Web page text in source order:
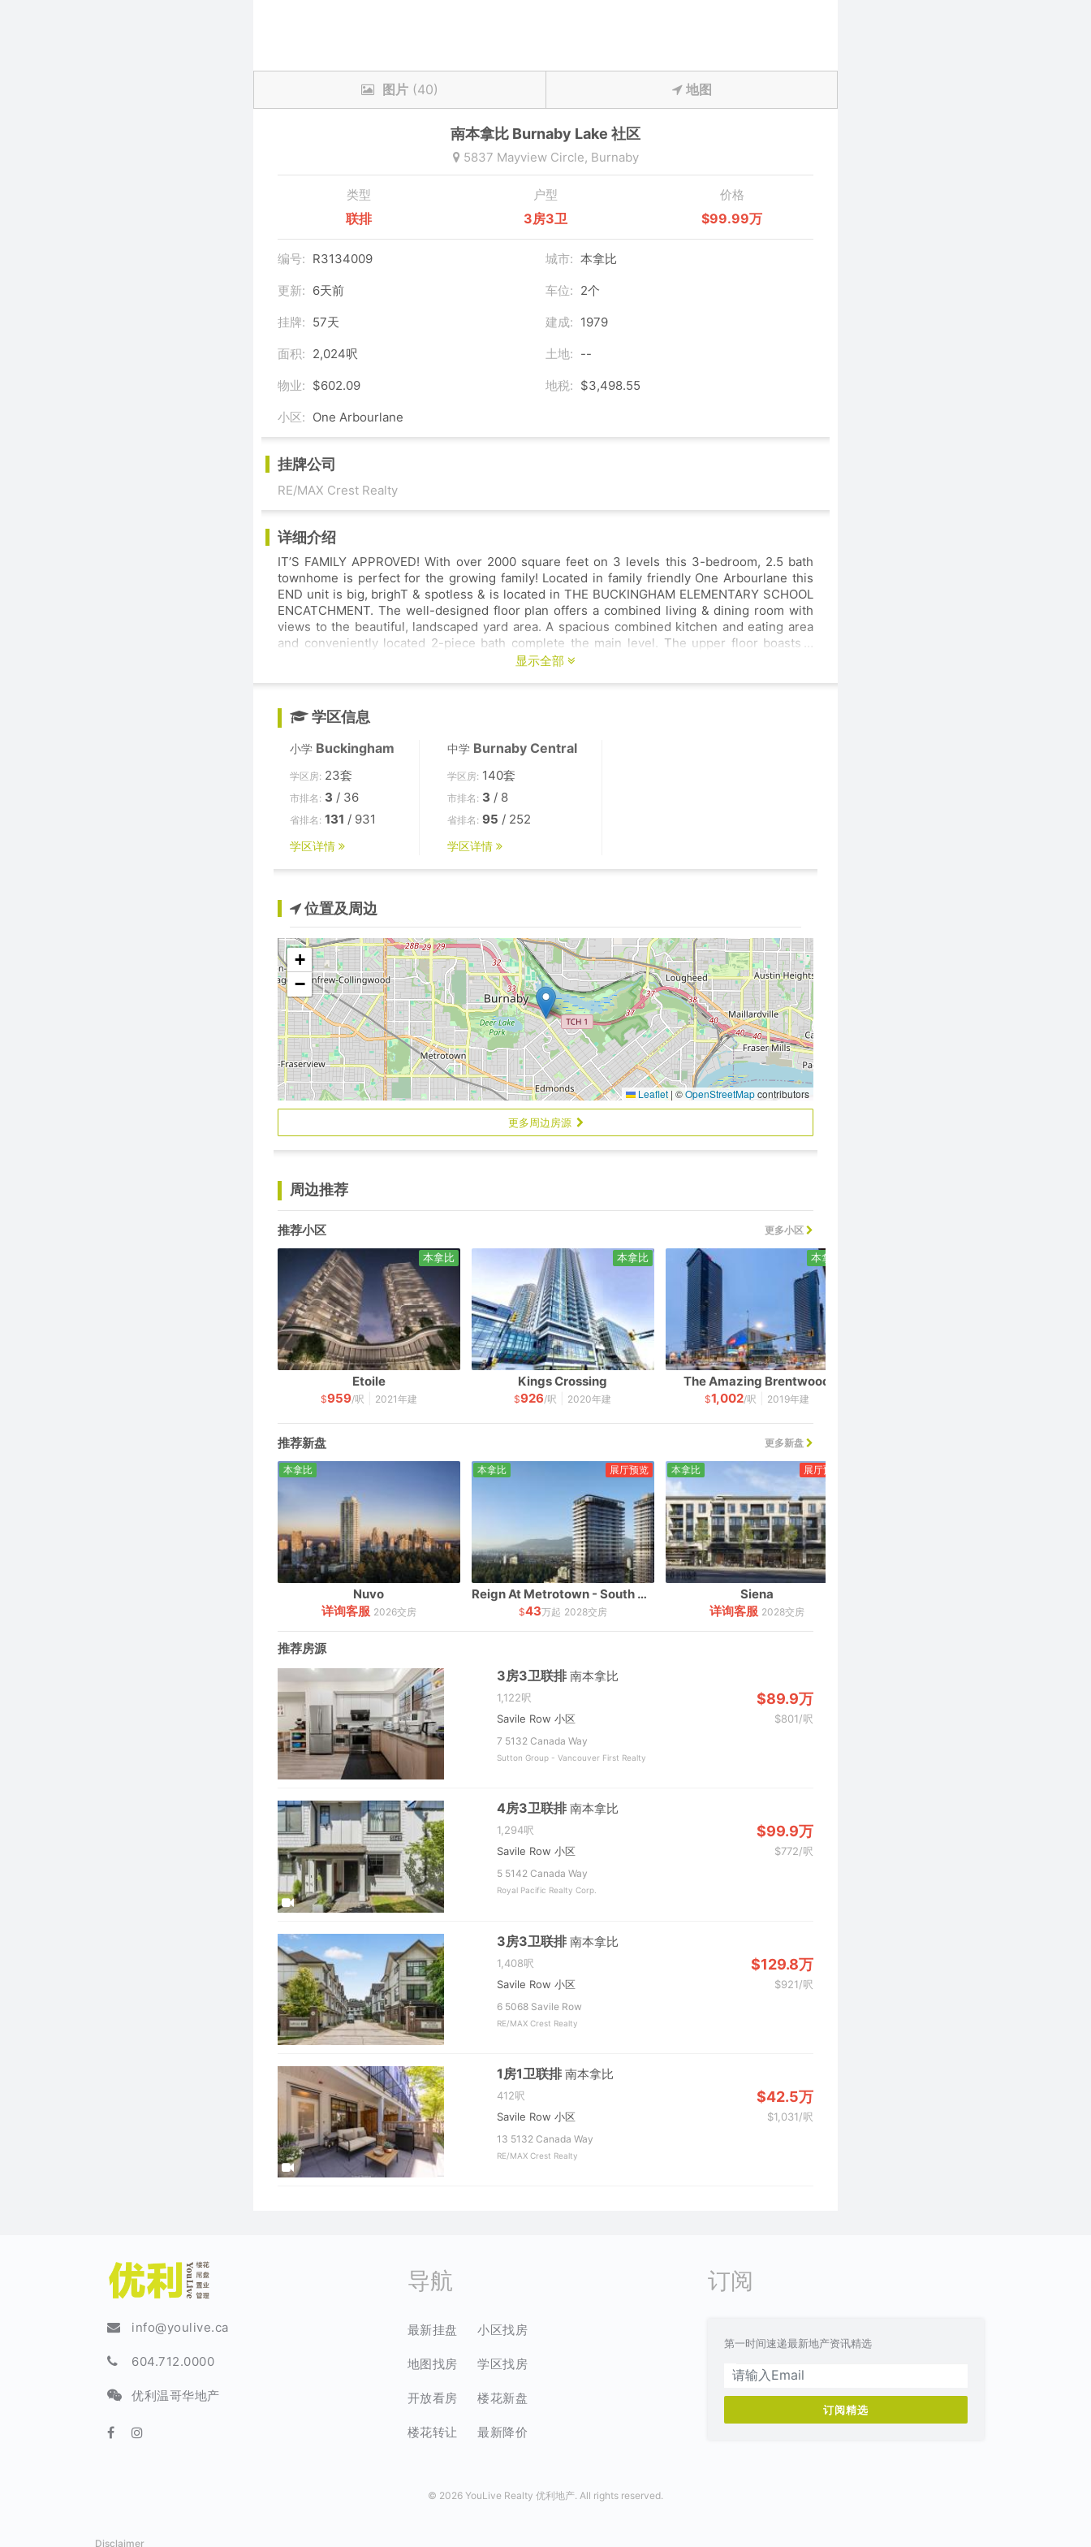
图片 (40) 地图
南本拿比 Burnaby Lake 社区
5837 Mayview Circle, Burnaby
类型
联排
户型
3房3卫
价格
$99.99万
编号: R3134009 城市: 本拿比
更新: 6天前 车位: 2个
挂牌: 57天 建成: 1979
面积: 2,024呎 土地: --
物业: $602.09 地税: $3,498.55
小区: One Arbourlane
挂牌公司
RE/MAX Crest Realty
详细介绍
IT’S FAMILY APPROVED! With over 2000 square feet on 3 levels this 3-bedroom, 2.5 bath
townhome is perfect for the growing family! Located in family friendly One Arbourlane this
END unit is big, brighT & spotless & is located in THE BUCKINGHAM ELEMENTARY SCHOOL
ENCATCHMENT. The well-designed floor plan offers a combined living & dining room with
views to the beautiful, landscaped yard area. A spacious combined kitchen and eating area
and conveniently located 2-piece bath complete the main level. The upper floor boasts a
massive primary bedroom, ensuite bath and ample closet space. 2 more bedrooms and full
parking.
显示全部
学区信息
小学 Buckingham
学区房: 23套
市排名: 3 / 36
省排名: 131 / 931
学区详情
中学 Burnaby Central
学区房: 140套
市排名: 3 / 8
省排名: 95 / 252
学区详情
位置及周边
+
−
Leaflet | ©OpenStreetMapcontributors
更多周边房源
周边推荐
推荐小区 更多小区
Etoile
$959/呎 2021年建
本拿比
Kings Crossing
$926/呎 2020年建
本拿比
The Amazing Brentwood
$1,002/呎 2019年建
本拿比
推荐新盘 更多新盘
Nuvo
详询客服 2026交房
本拿比
Reign At Metrotown - South Tower
$43万起 2028交房
本拿比 展厅预览
Siena
详询客服 2028交房
本拿比 展厅预览
推荐房源
3房3卫联排南本拿比
1,122呎 $89.9万
Savile Row 小区 $801/呎
7 5132 Canada Way
Sutton Group - Vancouver First Realty
4房3卫联排南本拿比
1,294呎 $99.9万
Savile Row 小区 $772/呎
5 5142 Canada Way
Royal Pacific Realty Corp.
3房3卫联排南本拿比
1,408呎 $129.8万
Savile Row 小区 $921/呎
6 5068 Savile Row
RE/MAX Crest Realty
1房1卫联排南本拿比
412呎 $42.5万
Savile Row 小区 $1,031/呎
13 5132 Canada Way
RE/MAX Crest Realty
info@youlive.ca
604.712.0000
优利温哥华地产
导航
最新挂盘 小区找房
地图找房 学区找房
开放看房 楼花新盘
楼花转让 最新降价
订阅
第一时间速递最新地产资讯精选
订阅精选
© 2026 YouLive Realty 优利地产. All rights reserved.
Disclaimer